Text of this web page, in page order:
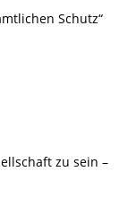
Schutz“
zu sein –